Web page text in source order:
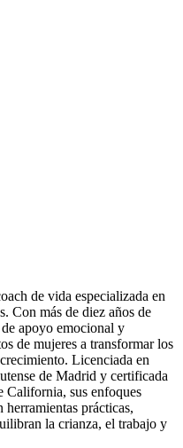
de vida especializada en
Con más de diez años de
apoyo emocional y
de mujeres a transformar los
Licenciada en
de Madrid y certificada
California, sus enfoques
prácticas,
la crianza, el trabajo y